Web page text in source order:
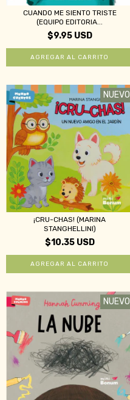
CUANDO ME SIENTO TRISTE
(EQUIPO EDITORIA...
$9.95 USD
NUEVO
¡CRU-CHAS! (MARINA
STANGHELLINI)
$10.35 USD
NUEVO